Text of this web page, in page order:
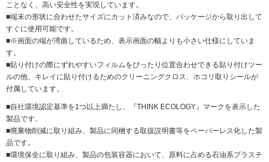
ことなく、高い安全性を実現しています。
■端末の形状に合わせたサイズにカット済みなので、パッケージから取り出して
すぐに使用可能です。
■※画面の端が湾曲しているため、表示画面の幅よりも小さい仕様にしていま
す。
■貼り付けの際にずれやすいフィルムをぴったり位置合わせできる貼り付けツー
ルの他、キレイに貼り付けるためのクリーニングクロス、ホコリ取りシールが
付属しています。
■自社環境認定基準を1つ以上満たし、『THINK ECOLOGY』マークを表示した
製品です。
■廃棄物削減に取り組み、製品に同梱する取扱説明書等をペーパーレス化した製
品です。
■環境保全に取り組み、製品の包装容器において、原料に占める石油系プラスチ